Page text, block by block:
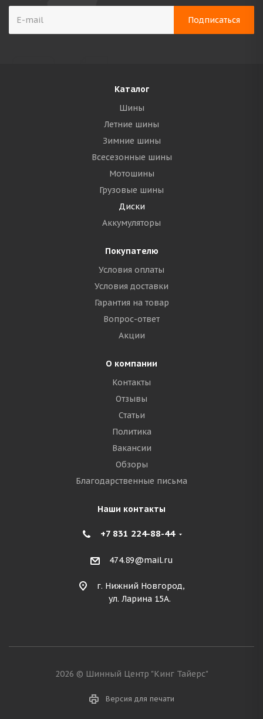
Каталог
Шины
Летние шины
Зимние шины
Всесезонные шины
Мотошины
Грузовые шины
Диски
Аккумуляторы
Покупателю
Условия оплаты
Условия доставки
Гарантия на товар
Вопрос-ответ
Акции
О компании
Контакты
Отзывы
Статьи
Политика
Вакансии
Обзоры
Благодарственные письма
Наши контакты
+7 831 224-88-44
474.89@mail.ru
г. Нижний Новгород,
ул. Ларина 15А.
2026 © Шинный Центр "Кинг Тайерс"
Версия для печати